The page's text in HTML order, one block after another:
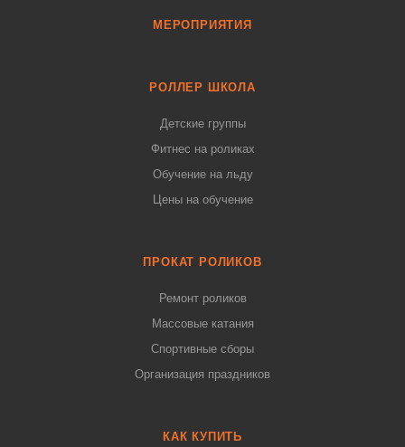
МЕРОПРИЯТИЯ
РОЛЛЕР ШКОЛА
Детские группы
Фитнес на роликах
Обучение на льду
Цены на обучение
ПРОКАТ РОЛИКОВ
Ремонт роликов
Массовые катания
Спортивные сборы
Организация праздников
КАК КУПИТЬ